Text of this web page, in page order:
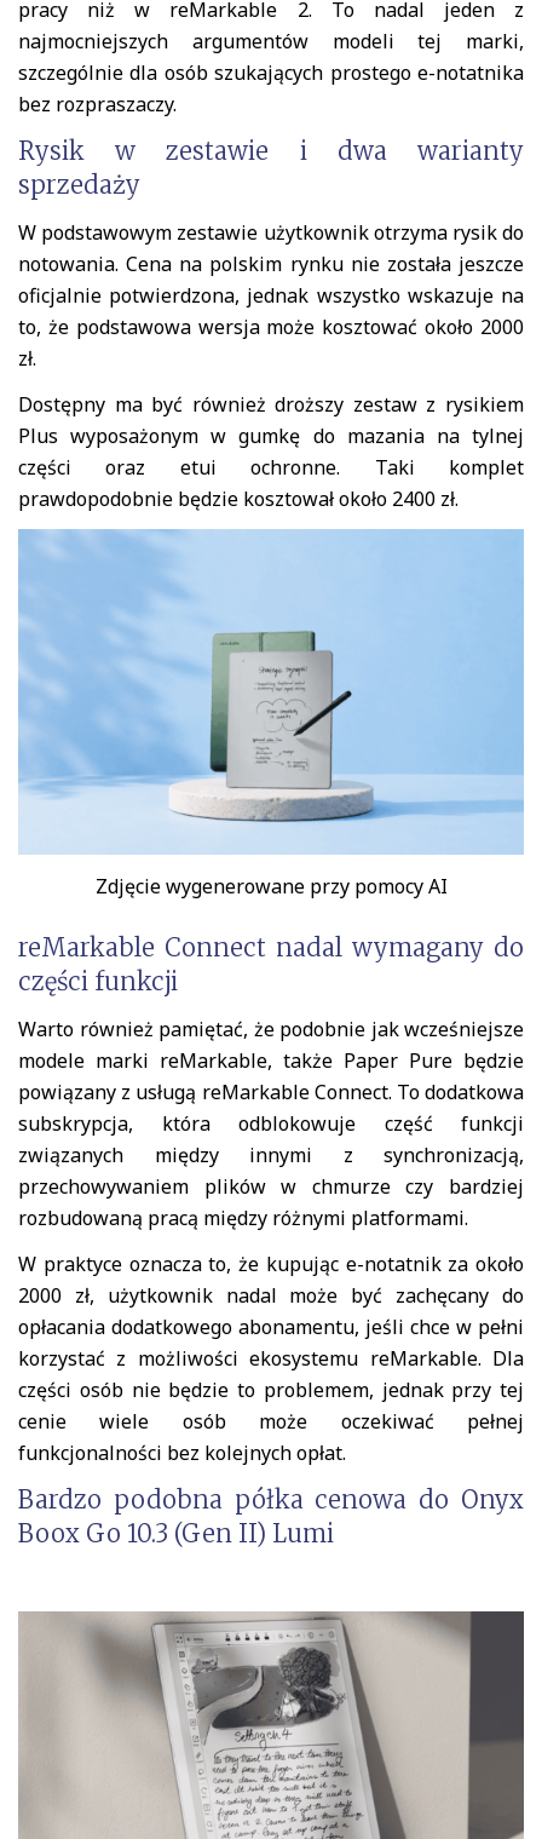
pracy niż w reMarkable 2. To nadal jeden z
najmocniejszych argumentów modeli tej marki,
szczególnie dla osób szukających prostego e-notatnika
bez rozpraszaczy.
Rysik w zestawie i dwa warianty
sprzedaży
W podstawowym zestawie użytkownik otrzyma rysik do
notowania. Cena na polskim rynku nie została jeszcze
oficjalnie potwierdzona, jednak wszystko wskazuje na
to, że podstawowa wersja może kosztować około 2000
zł.
Dostępny ma być również droższy zestaw z rysikiem
Plus wyposażonym w gumkę do mazania na tylnej
części oraz etui ochronne. Taki komplet
prawdopodobnie będzie kosztował około 2400 zł.
Zdjęcie wygenerowane przy pomocy AI
reMarkable Connect nadal wymagany do
części funkcji
Warto również pamiętać, że podobnie jak wcześniejsze
modele marki reMarkable, także Paper Pure będzie
powiązany z usługą reMarkable Connect. To dodatkowa
subskrypcja, która odblokowuje część funkcji
związanych między innymi z synchronizacją,
przechowywaniem plików w chmurze czy bardziej
rozbudowaną pracą między różnymi platformami.
W praktyce oznacza to, że kupując e-notatnik za około
2000 zł, użytkownik nadal może być zachęcany do
opłacania dodatkowego abonamentu, jeśli chce w pełni
korzystać z możliwości ekosystemu reMarkable. Dla
części osób nie będzie to problemem, jednak przy tej
cenie wiele osób może oczekiwać pełnej
funkcjonalności bez kolejnych opłat.
Bardzo podobna półka cenowa do Onyx
Boox Go 10.3 (Gen II) Lumi